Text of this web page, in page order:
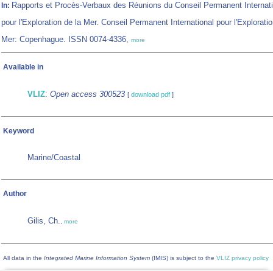
In: Rapports et Procès-Verbaux des Réunions du Conseil Permanent
pour l'Exploration de la Mer. Conseil Permanent International pour
Mer: Copenhague. ISSN 0074-4336, more
Available in
VLIZ: Open access 300523 [ download pdf ]
Keyword
Marine/Coastal
Author
Gilis, Ch., more
All data in the Integrated Marine Information System (IMIS) is subject to the VLIZ privacy policy